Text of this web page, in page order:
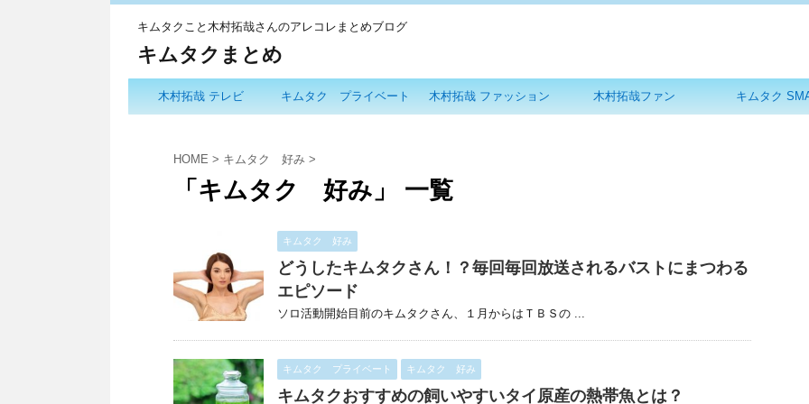
キムタクこと木村拓哉さんのアレコレまとめブログ
キムタクまとめ
木村拓哉 テレビ キムタク プライベート 木村拓哉 ファッション 木村拓哉ファン キムタク
HOME > キムタク 好み >
「キムタク 好み」 一覧
キムタク 好み
どうしたキムタクさん！？毎回毎回放送されるバストにまつわる
エピソード
ソロ活動開始目前のキムタクさん、１月からはＴＢＳの ...
キムタク プライベート キムタク 好み
キムタクおすすめの飼いやすいタイ原産の熱帯魚とは？